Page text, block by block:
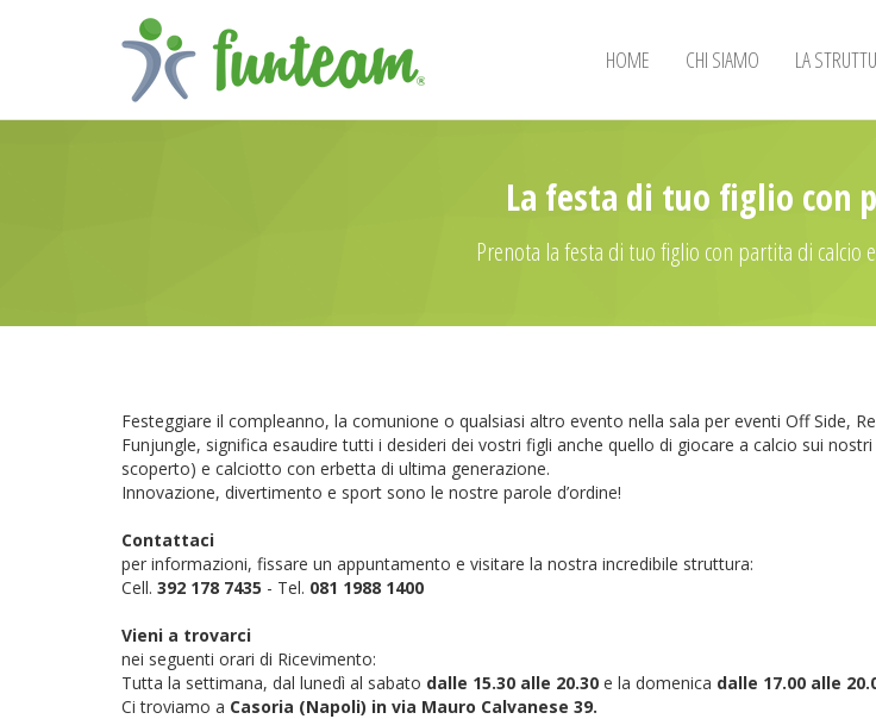
HOME CHI SIAMO LA
La festa di tuo figlio con
Prenota la festa di tuo figlio con partita di calcio
Festeggiare il compleanno, la comunione o qualsiasi altro evento nella sala per eventi Off Side,
Funjungle, significa esaudire tutti i desideri dei vostri figli anche quello di giocare a calcio sui
scoperto) e calciotto con erbetta di ultima generazione.
Innovazione, divertimento e sport sono le nostre parole d’ordine!
Contattaci
per informazioni, fissare un appuntamento e visitare la nostra incredibile struttura:
Cell. 392 178 7435 - Tel. 081 1988 1400
Vieni a trovarci
nei seguenti orari di Ricevimento:
Tutta la settimana, dal lunedì al sabato dalle 15.30 alle 20.30 e la domenica dalle 17.00 alle
Ci troviamo a Casoria (Napoli) in via Mauro Calvanese 39.